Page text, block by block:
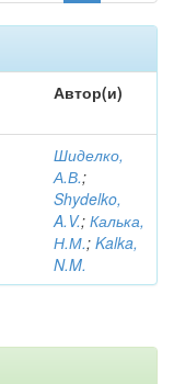
Автор(и)
Шиделко,
А.В.;
Shydelko,
A.V.; Калька,
Н.М.; Kalka,
N.M.